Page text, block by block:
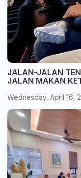
JALAN-JALAN
JALAN MAKAN
Wednesday, April 16,